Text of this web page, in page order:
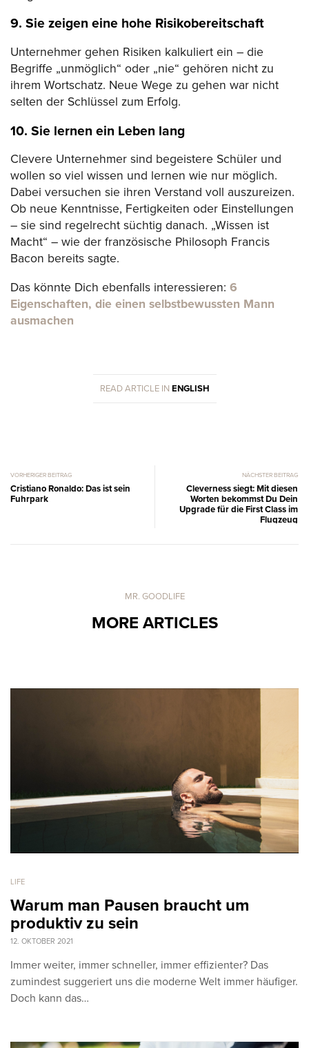
9. Sie zeigen eine hohe Risikobereitschaft
Unternehmer gehen Risiken kalkuliert ein – die
Begriffe „unmöglich“ oder „nie“ gehören nicht zu
ihrem Wortschatz. Neue Wege zu gehen war nicht
selten der Schlüssel zum Erfolg.
10. Sie lernen ein Leben lang
Clevere Unternehmer sind begeistere Schüler und
wollen so viel wissen und lernen wie nur möglich.
Dabei versuchen sie ihren Verstand voll auszureizen.
Ob neue Kenntnisse, Fertigkeiten oder Einstellungen
– sie sind regelrecht süchtig danach. „Wissen ist
Macht“ – wie der französische Philosoph Francis
Bacon bereits sagte.
Das könnte Dich ebenfalls interessieren: 6
Eigenschaften, die einen selbstbewussten Mann
ausmachen
READ ARTICLE IN ENGLISH
VORHERIGER BEITRAG
Cristiano Ronaldo: Das ist sein
Fuhrpark
NÄCHSTER BEITRAG
Cleverness siegt: Mit diesen
Worten bekommst Du Dein
Upgrade für die First Class im
Flugzeug
MR. GOODLIFE
MORE ARTICLES
LIFE
Warum man Pausen braucht um
produktiv zu sein
12. OKTOBER 2021
Immer weiter, immer schneller, immer effizienter? Das
zumindest suggeriert uns die moderne Welt immer häufiger.
Doch kann das…